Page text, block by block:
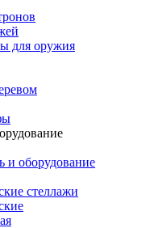
для оружия
и оборудование
стеллажи